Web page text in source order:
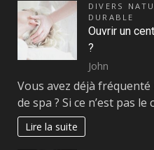
DIVERS
DURABLE
Ouvrir un
?
John
Vous avez déjà
de spa ? Si ce n’est pas le
Lire la suite